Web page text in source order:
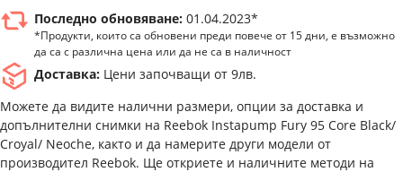
Последно обновяване: 01.04.2023*
*Продукти, които са обновени преди повече от 15 дни, е възможно
да са с различна цена или да не са в наличност
Доставка: Цени започващи от 9лв.
Можете да видите налични размери, опции за доставка и
допълнителни снимки на Reebok Instapump Fury 95 Core Black/
Croyal/ Neoche, както и да намерите други модели от
производител Reebok. Ще откриете и наличните методи на